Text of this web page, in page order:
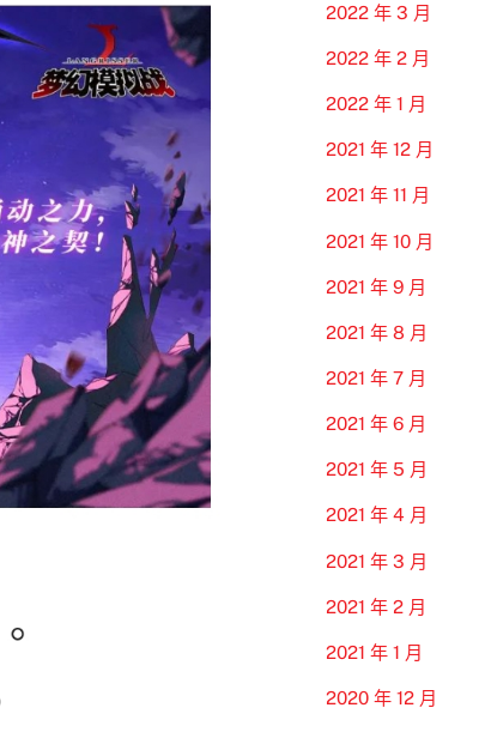
2022 年 3 月
2022 年 2 月
2022 年 1 月
2021 年 12 月
2021 年 11 月
2021 年 10 月
2021 年 9 月
2021 年 8 月
2021 年 7 月
2021 年 6 月
2021 年 5 月
2021 年 4 月
2021 年 3 月
2021 年 2 月
2021 年 1 月
2020 年 12 月